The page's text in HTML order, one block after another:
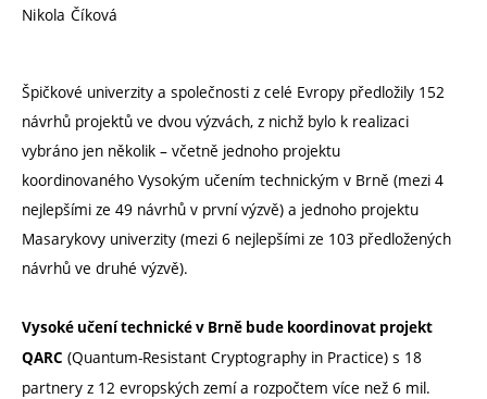
Nikola Číková
Špičkové univerzity a společnosti z celé Evropy předložily 152
návrhů projektů ve dvou výzvách, z nichž bylo k realizaci
vybráno jen několik – včetně jednoho projektu
koordinovaného Vysokým učením technickým v Brně (mezi 4
nejlepšími ze 49 návrhů v první výzvě) a jednoho projektu
Masarykovy univerzity (mezi 6 nejlepšími ze 103 předložených
návrhů ve druhé výzvě).
Vysoké učení technické v Brně bude koordinovat projekt
QARC (Quantum-Resistant Cryptography in Practice) s 18
partnery z 12 evropských zemí a rozpočtem více než 6 mil.